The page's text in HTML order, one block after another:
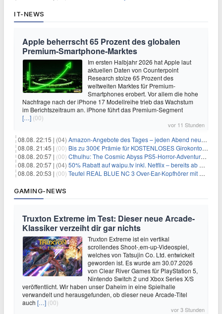
IT-NEWS
Apple beherrscht 65 Prozent des globalen
Premium-Smartphone-Marktes
Im ersten Halbjahr 2026 hat Apple laut
aktuellen Daten von Counterpoint
Research stolze 65 Prozent des
weltweiten Marktes für Premium-
Smartphones erobert. Vor allem die hohe
Nachfrage nach der iPhone 17 Modellreihe trieb das Wachstum
im Berichtszeitraum an. iPhone führt das Premium-Segment
[…] (00)
vor 11 Stunden
08.08. 22:15 | (04) Amazon-Angebote des Tages – jeden Abend neue Deals zum Stöbern
08.08. 21:45 | (00) Bis zu 300€ Prämie für KOSTENLOSES Girokonto bei der Santander – 50€ schon nach 1 Woche!
08.08. 20:57 | (00) Cthulhu: The Cosmic Abyss PS5-Horror-Adventure für 27,99€
08.08. 20:57 | (04) 50% Rabatt auf waipu.tv inkl. Netflix – bereits ab 9€/Monat (statt 17,99€)
08.08. 20:53 | (00) Teufel REAL BLUE NC 3 Over-Ear-Kopfhörer mit ANC für 149,99€
GAMING-NEWS
Truxton Extreme im Test: Dieser neue Arcade-
Klassiker verzeiht dir gar nichts
Truxton Extreme ist ein vertikal
scrollendes Shoot-‚em-up-Videospiel,
welches von Tatsujin Co. Ltd. entwickelt
geworden ist. Es wurde am 30.07.2026
von Clear River Games für PlayStation 5,
Nintendo Switch 2 und Xbox Series X/S
veröffentlicht. Wir haben unser Daheim in eine Spielhalle
verwandelt und herausgefunden, ob dieser neue Arcade-Titel
auch […] (00)
vor 3 Stunden